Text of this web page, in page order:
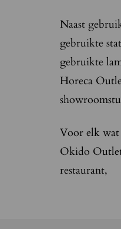
Naast
gebruikte
gebruikte
Horeca
Voor elk
Okido
restaurant,